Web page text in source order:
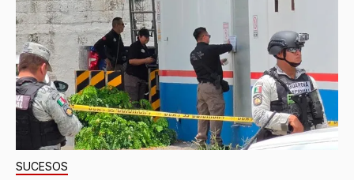
SUCESOS